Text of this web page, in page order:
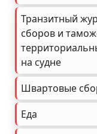
Транзитный
сборов и
на судне
Швартовые
Еда